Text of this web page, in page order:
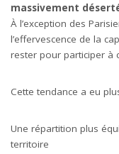
massivement
À l’exception des
l’effervescence de la
rester pour participer à
Cette tendance a eu
Une répartition plus
territoire